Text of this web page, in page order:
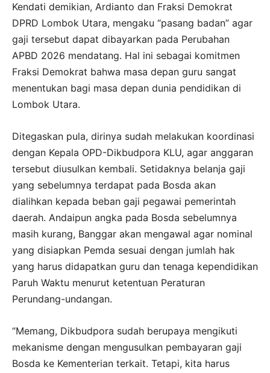
Kendati demikian, Ardianto dan Fraksi Demokrat
DPRD Lombok Utara, mengaku “pasang badan” agar
gaji tersebut dapat dibayarkan pada Perubahan
APBD 2026 mendatang. Hal ini sebagai komitmen
Fraksi Demokrat bahwa masa depan guru sangat
menentukan bagi masa depan dunia pendidikan di
Lombok Utara.
Ditegaskan pula, dirinya sudah melakukan koordinasi
dengan Kepala OPD-Dikbudpora KLU, agar anggaran
tersebut diusulkan kembali. Setidaknya belanja gaji
yang sebelumnya terdapat pada Bosda akan
dialihkan kepada beban gaji pegawai pemerintah
daerah. Andaipun angka pada Bosda sebelumnya
masih kurang, Banggar akan mengawal agar nominal
yang disiapkan Pemda sesuai dengan jumlah hak
yang harus didapatkan guru dan tenaga kependidikan
Paruh Waktu menurut ketentuan Peraturan
Perundang-undangan.
“Memang, Dikbudpora sudah berupaya mengikuti
mekanisme dengan mengusulkan pembayaran gaji
Bosda ke Kementerian terkait. Tetapi, kita harus